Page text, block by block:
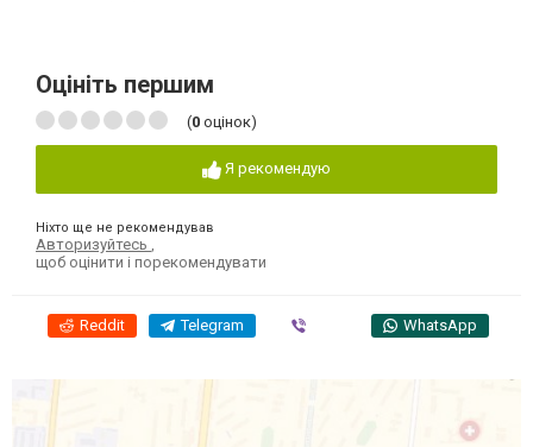
Оцініть першим
(0 оцінок)
Я рекомендую
Ніхто ще не рекомендував
Авторизуйтесь
щоб оцінити і порекомендувати
Reddit Telegram WhatsApp